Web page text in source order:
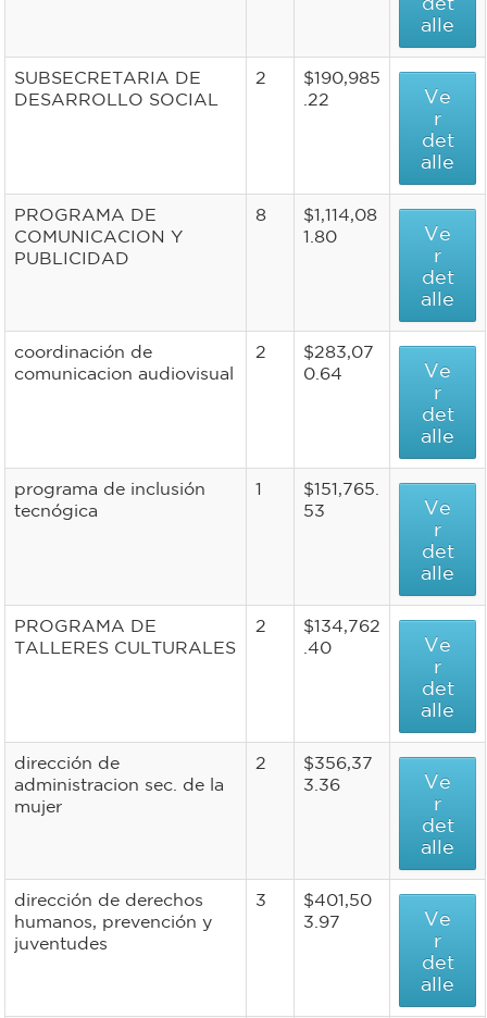
alle
SUBSECRETARIA DE
DESARROLLO SOCIAL
2
$190,985
.22
Ve
r
det
alle
PROGRAMA DE
COMUNICACION Y
PUBLICIDAD
8
$1,114,08
1.80
Ve
r
det
alle
coordinación de
comunicacion audiovisual
2
$283,07
0.64
Ve
r
det
alle
programa de inclusión
tecnógica
1
$151,765.
53
Ve
r
det
alle
PROGRAMA DE
TALLERES CULTURALES
2
$134,762
.40
Ve
r
det
alle
dirección de
administracion sec. de la
mujer
2
$356,37
3.36
Ve
r
det
alle
dirección de derechos
humanos, prevención y
juventudes
3
$401,50
3.97
Ve
r
det
alle